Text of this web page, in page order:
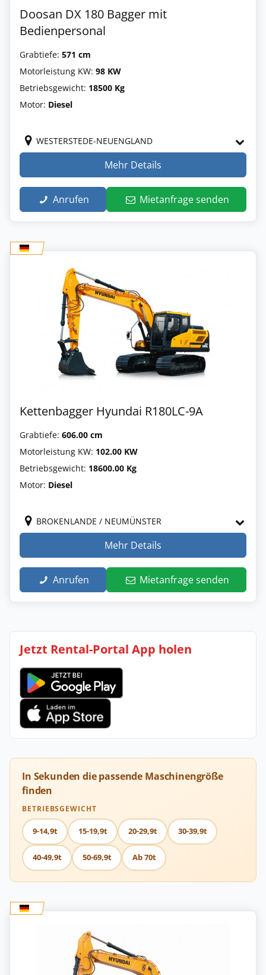
Doosan DX 180 Bagger mit
Bedienpersonal
Grabtiefe: 571 cm
Motorleistung KW: 98 KW
Betriebsgewicht: 18500 Kg
Motor: Diesel
WESTERSTEDE-NEUENGLAND
Mehr Details
Anrufen Mietanfrage senden
Kettenbagger Hyundai R180LC-9A
Grabtiefe: 606.00 cm
Motorleistung KW: 102.00 KW
Betriebsgewicht: 18600.00 Kg
Motor: Diesel
BROKENLANDE / NEUMÜNSTER
Mehr Details
Anrufen Mietanfrage senden
Jetzt Rental-Portal App holen
In Sekunden die passende Maschinengröße
finden
BETRIEBSGEWICHT
9-14,9t 15-19,9t 20-29,9t 30-39,9t
40-49,9t 50-69,9t Ab 70t